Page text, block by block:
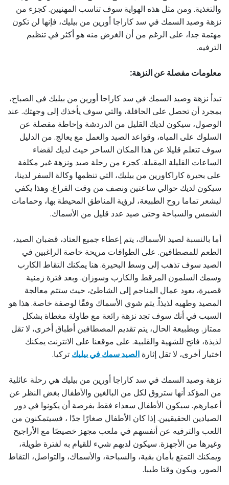
والتغذية. ومن مثل هذه الهواية سوف تناسب المهنيين. كجزء من
نزهة وصيد السمك في سد كاراجا أورين من بيليك، فإنها لن تكون
مهتمة جدا، على الرغم من أن الغرض منه هو أكثر في تنظيم
الترفيه.
معلومات مفصلة عن النزهة:
تبدأ نزهة وصيد السمك في سد كاراجا أورين من بيليك في الصباح،
بمجرد أن تحصل على الحافلة، والتي سوف يأخذك إلى وجهتك. عند
الوصول، سيكون لديك القليل من الدردشة وإحاطة مفصلة عن
السلوك على المياه، وقواعد الصيد والعمل مع يعالج. من الدليل
سوف تتعلم قليلا عن هذا المكان الساحر حيث لديك لقضاء
الساعات القليلة المقبلة. كجزء من رحلة صيد ونزهة غير مكلفة
على بحيرة كاراكاورين من بيليك، التي تنظمها وكالة السفر لدينا،
سيكون لديك حوالي ساعتين ونصف من وقت الفراغ. وهذا يكفي
ليشعر تماما روح الطبيعة، لرؤية المناطق المحيطة بها، وحمامات
الشمس والسباحة وحتى صيد عدد قليل من الأسماك.
أما بالنسبة لصيد الأسماك، يتم إعطاء جميع العتاد، قضبان الصيد،
الطعم للمصطافين. على الطوافات مريحة خاصة الراغبين في
الصيد سوف تذهب إلى وسط البحيرة. هنا يمكنك التقاط الكارب
وسمك السلمون المرقط والكارب وسوزان. وبعد فترة زمنية
قصيرة، يعود عمال المناجم إلى الشاطئ، حيث ستتم معالجة
المصيد وطهيه لذيذاً. يتم شوي الأسماك وفقًا لوصفة خاصة. هذا هو
السبب في أنك سوف تجد نزهة رائعة مع طاولة مغطاة بشكل
ممتاز. وبطبيعة الحال، يتم تقديم المصطافين أطباق أخرى، لا تقل
لذيذة، فاتح للشهية والقلبية. على موقعنا على الانترنت يمكنك
اختيار أخرى، لا تقل إثارة الصيد سمك في بيليك تركيا.
نزهة وصيد السمك في سد كاراجا أورين من بيليك هي رحلة عائلية
من المؤكد أنها ستروق لكل من البالغين والأطفال بغض النظر عن
أعمارهم. سيكون الأطفال سعداء فقط بفرصة أن يكونوا في دور
الصيادين الحقيقيين. إذا كان الأطفال صغارًا جدًا ، فسيتمكنون من
اللعب والترفيه عن أنفسهم في ملعب مجهز خصيصًا مع الأراجيح
وغيرها من الأجهزة. سيكون لديهم شيء للقيام به لفترة طويلة،
ويمكنك التمتع بأمان بقية، والسباحة، والأسماك، والتواصل، التقاط
الصور، ويكون وقتا طيبا.